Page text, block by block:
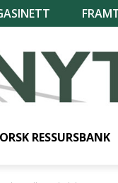
RESSURSBANK